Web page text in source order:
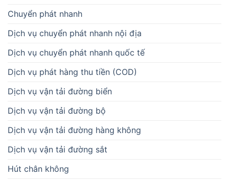
Chuyển phát nhanh
Dịch vụ chuyển phát nhanh nội địa
Dịch vụ chuyển phát nhanh quốc tế
Dịch vụ phát hàng thu tiền (COD)
Dịch vụ vận tải đường biển
Dịch vụ vận tải đường bộ
Dịch vụ vận tải đường hàng không
Dịch vụ vận tải đường sắt
Hút chân không